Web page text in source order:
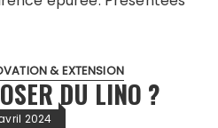
& EXTENSION
DU LINO ?
2024